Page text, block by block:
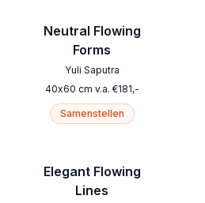
Neutral Flowing
Forms
Yuli Saputra
40x60 cm v.a. €181,-
Samenstellen
Elegant Flowing
Lines